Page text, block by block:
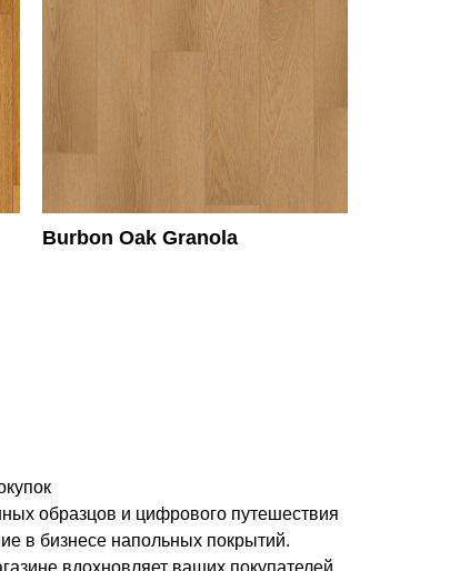
Burbon Oak Granola
образцов и цифрового путешествия
в бизнесе напольных покрытий.